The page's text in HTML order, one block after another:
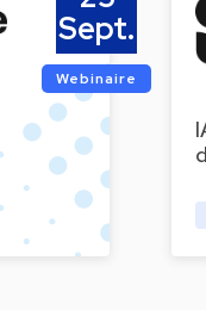
Sept.
Webinaire